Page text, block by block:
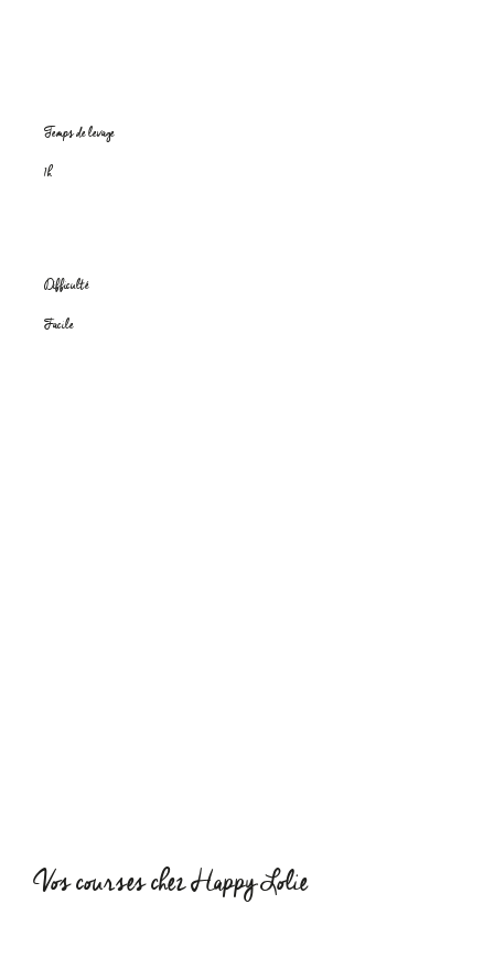
Temps de levage
1h
Difficulté
Facile
Vos courses chez Happy Lolie